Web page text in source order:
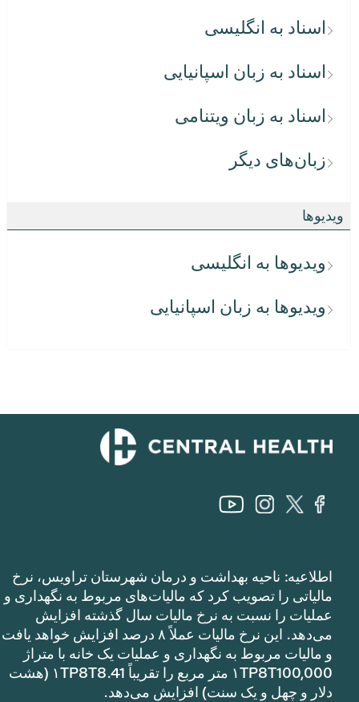
اسناد به انگلیسی
اسناد به زبان اسپانیایی
اسناد به زبان ویتنامی
زبان‌های دیگر
ویدیوها
ویدیوها به انگلیسی
ویدیوها به زبان اسپانیایی
اطلاعیه: ناحیه بهداشت و درمان شهرستان تراویس، نرخ
مالیاتی را تصویب کرد که مالیات‌های مربوط به نگهداری و
عملیات را نسبت به نرخ مالیات سال گذشته افزایش
می‌دهد. این نرخ مالیات عملاً ۸ درصد افزایش خواهد یافت
و مالیات مربوط به نگهداری و عملیات یک خانه با متراژ
۱TP8T100,000 متر مربع را تقریباً ۱TP8T8.41 (هشت
دلار و چهل و یک سنت) افزایش می‌دهد.